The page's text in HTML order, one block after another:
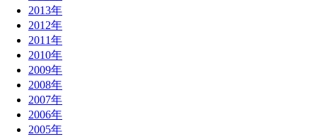
2013年
2012年
2011年
2010年
2009年
2008年
2007年
2006年
2005年